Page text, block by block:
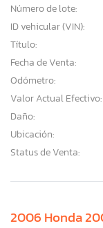
Número de lote:
ID vehicular (VIN):
Título:
Fecha de Venta:
Odómetro:
Valor Actual Efectivo:
Daño:
Ubicación:
Status de Venta:
2006 Honda